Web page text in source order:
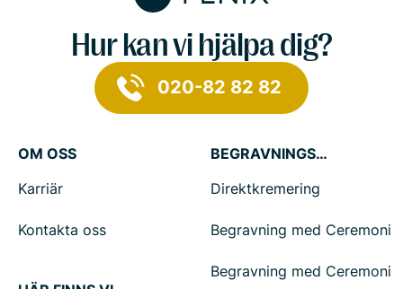
Hur kan vi hjälpa dig?
020-82 82 82
OM OSS
Karriär
Kontakta oss
BEGRAVNINGSTJÄNSTER
Direktkremering
Begravning med Ceremoni
Begravning med Ceremoni